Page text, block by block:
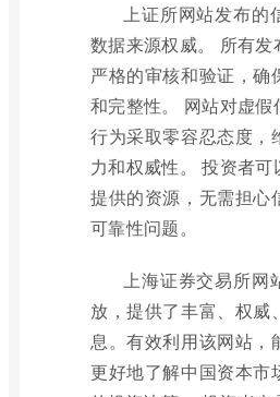
上证所网站发布的
数据来源权威。 所有发
严格的审核和验证，确
和完整性。 网站对虚
行为采取零容忍态度，
力和权威性。 投资者
提供的资源，无需担心
可靠性问题。
上海证券交易所网
放，提供了丰富、权威
息。有效利用该网站，
更好地了解中国资本市